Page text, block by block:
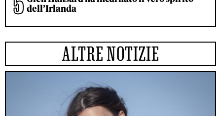
dell’Irlanda
ALTRE NOTIZIE